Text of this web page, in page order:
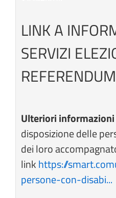
LINK A
SERVIZI
Ulteriori informazioni
disposizione delle
dei loro
linkhttps://
persone-con-disabi...